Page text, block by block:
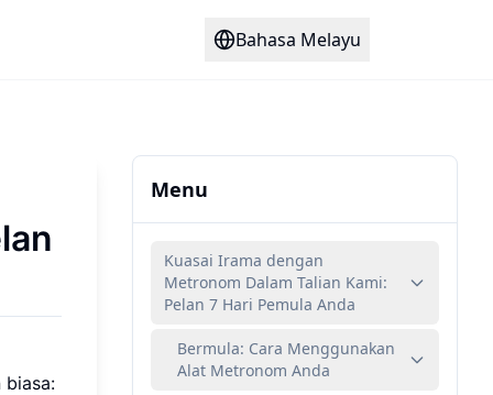
Bahasa Melayu
biasa:
Menu
Kuasai Irama dengan
Metronom Dalam Talian Kami:
Pelan 7 Hari Pemula Anda
Bermula: Cara Menggunakan
Alat Metronom Anda